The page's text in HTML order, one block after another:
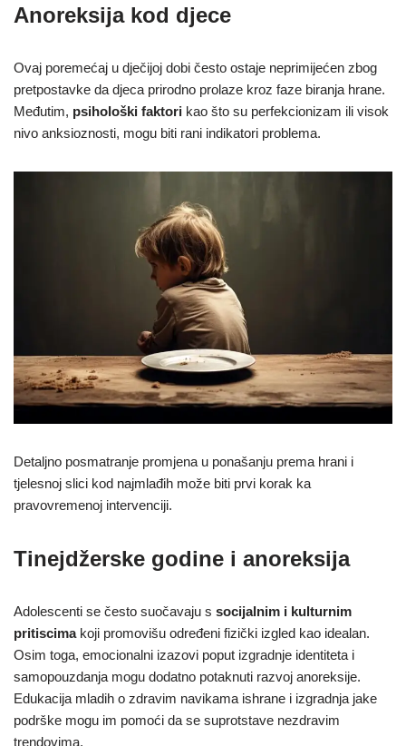
Anoreksija kod djece
Ovaj poremećaj u dječijoj dobi često ostaje neprimijećen zbog
pretpostavke da djeca prirodno prolaze kroz faze biranja hrane.
Međutim, psihološki faktori kao što su perfekcionizam ili visok
nivo anksioznosti, mogu biti rani indikatori problema.
Detaljno posmatranje promjena u ponašanju prema hrani i
tjelesnoj slici kod najmlađih može biti prvi korak ka
pravovremenoj intervenciji.
Tinejdžerske godine i anoreksija
Adolescenti se često suočavaju s socijalnim i kulturnim
pritiscimakoji promovišu određeni fizički izgled kao idealan.
Osim toga, emocionalni izazovi poput izgradnje identiteta i
samopouzdanja mogu dodatno potaknuti razvoj anoreksije.
Edukacija mladih o zdravim navikama ishrane i izgradnja jake
podrške mogu im pomoći da se suprotstave nezdravim
trendovima.